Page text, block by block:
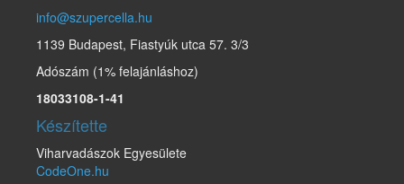
info@szupercella.hu
1139 Budapest, Fiastyúk utca 57. 3/3
Adószám (1% felajánláshoz)
18033108-1-41
Készítette
Viharvadászok Egyesülete
CodeOne.hu